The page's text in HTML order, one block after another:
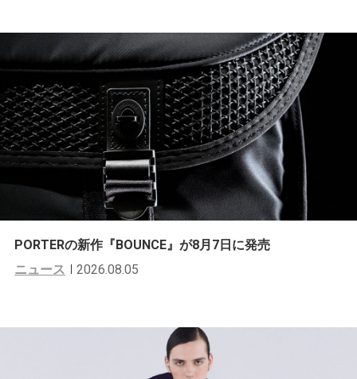
PORTERの新作『BOUNCE』が8月7日に発売
ニュース
2026.08.05